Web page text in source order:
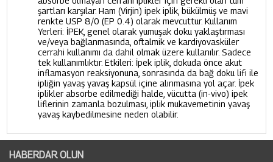
şartları karşılar. Ham (Virjin) ipek iplik, bükülmüş ve mavi
renkte USP 8/0 (EP 0.4) olarak mevcuttur. Kullanım
Yerleri: İPEK, genel olarak yumuşak doku yaklaştırması
ve/veya bağlanmasında, oftalmik ve kardiyovasküler
cerrahi kullanımı da dahil olmak üzere kullanılır. Sadece
tek kullanımlıktır. Etkileri: İpek iplik, dokuda önce akut
inflamasyon reaksiyonuna, sonrasında da bağ doku lifi ile
ipliğin yavaş yavaş kapsül içine alınmasına yol açar. İpek
iplikler absorbe edilmediği halde, vücutta (in-vivo) ipek
liflerinin zamanla bozulması, iplik mukavemetinin yavaş
yavaş kaybedilmesine neden olabilir.
HABERDAR OLUN